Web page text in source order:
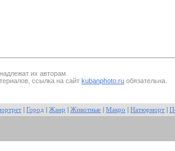
их авторам.
ссылка на сайт kubanphoto.ru обязательна.
Город Жанр Животные Макро Натюрморт